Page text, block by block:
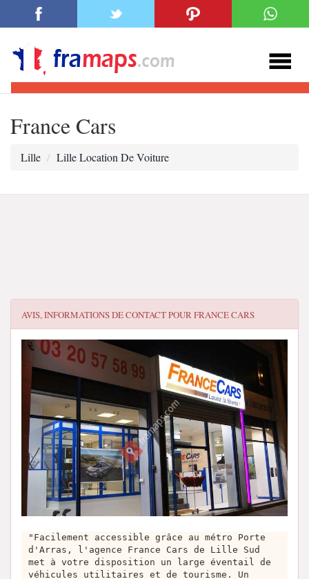
France Cars
Lille Lille Location De Voiture
AVIS, INFORMATIONS DE CONTACT POURFRANCE CARS
"Facilement accessible grâce au métro Porte
d'Arras, l'agence France Cars de Lille Sud
met à votre disposition un large éventail de
véhicules utilitaires et de tourisme. Un